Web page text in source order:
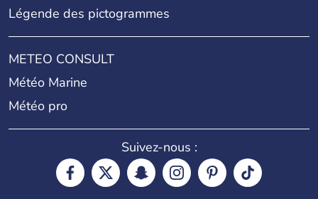
Légende des pictogrammes
METEO CONSULT
Météo Marine
Météo pro
Suivez-nous :